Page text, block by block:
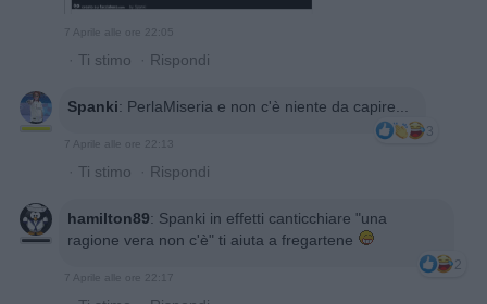
7 Aprile alle ore 22:05
· Ti stimo · Rispondi
Spanki: PerlaMiseria e non c'è niente da capire...
3
7 Aprile alle ore 22:13
· Ti stimo · Rispondi
hamilton89: Spanki in effetti canticchiare "una
ragione vera non c'è" ti aiuta a fregartene
2
7 Aprile alle ore 22:17